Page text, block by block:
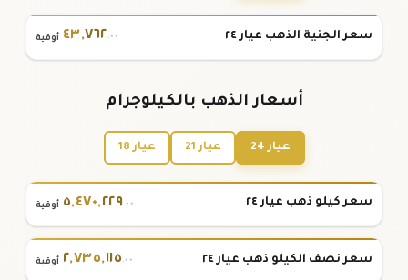
سعر الجنية الذهب عيار ٢٤ ٤٣,٧٦٢.٠٠ أوقية
أسعار الذهب بالكيلوجرام
عيار 24 عيار 21 عيار 18
سعر كيلو ذهب عيار ٢٤ ٥,٤٧٠,٢٢٩.٠٠ أوقية
سعر نصف الكيلو ذهب عيار ٢٤ ٢,٧٣٥,١١٥.٠٠ أوقية